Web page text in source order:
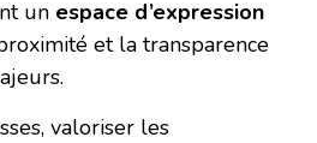
un espace d’expression
et la transparence
valoriser les